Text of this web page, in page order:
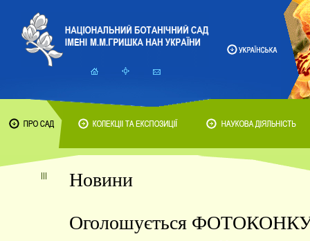
Новини
Оголошується